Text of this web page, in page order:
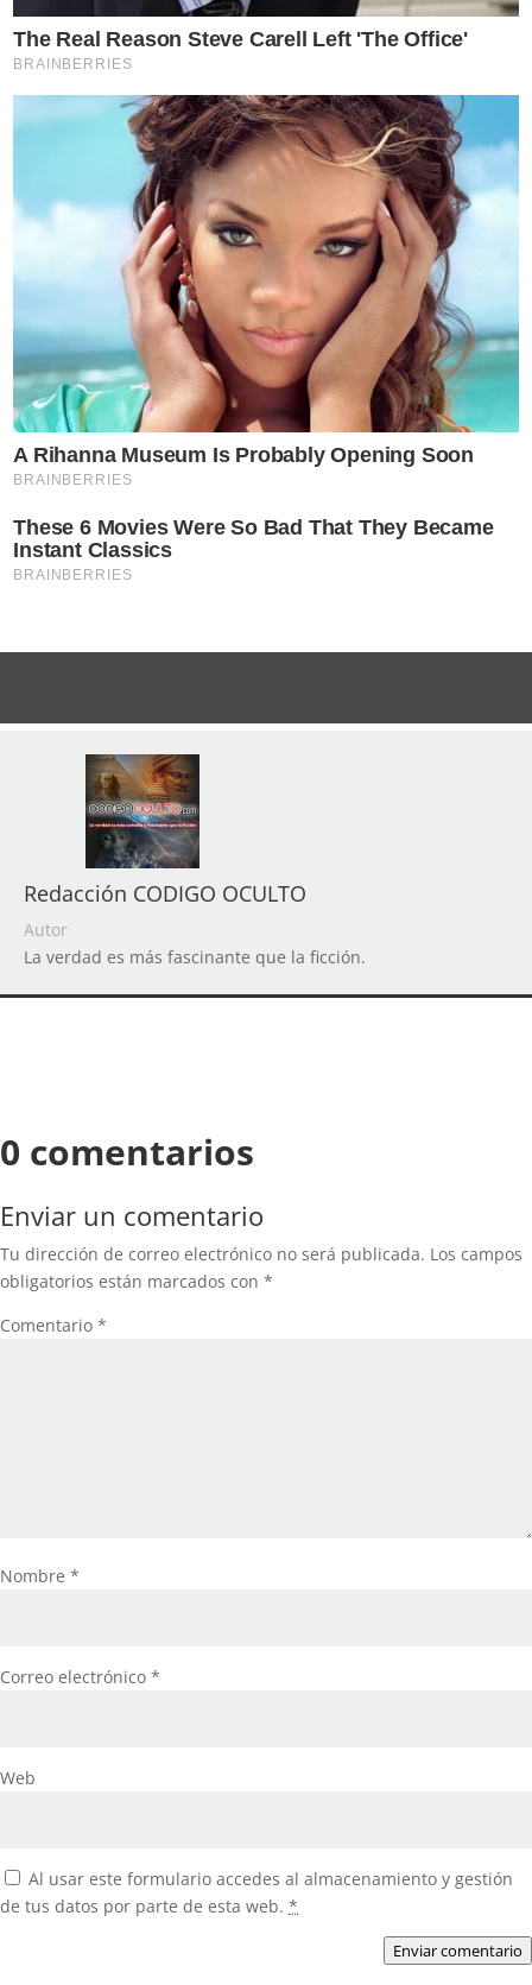
Redacción CODIGO OCULTO
Autor
La verdad es más fascinante que la ficción.
0 comentarios
Enviar un comentario
Tu dirección de correo electrónico no será publicada. Los campos
obligatorios están marcados con *
Comentario *
Nombre *
Correo electrónico *
Web
Al usar este formulario accedes al almacenamiento y gestión
de tus datos por parte de esta web. *
Enviar comentario